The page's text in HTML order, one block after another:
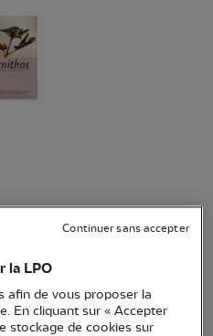
Novembre-
la LPO
afin de vous proposer la
En cliquant sur « Accepter
stockage de cookies sur
Continuer sans accepter